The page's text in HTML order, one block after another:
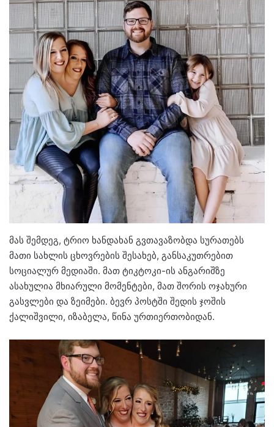
მას შემდეგ, ტრიო ხანდახან გვთავაზობდა სურათებს
მათი სახლის ცხოვრების შესახებ, განსაკუთრებით
სოციალურ მედიაში. მათ ტიკტოკი-ის ანგარიშზე
ასახულია მხიარული მომენტები, მათ შორის ოჯახური
გასვლები და ზეიმები. ბევრ პოსტში შედის ჯოშის
ქალიშვილი, იზაბელა, წინა ურთიერთობიდან.